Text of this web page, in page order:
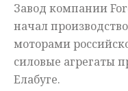
Завод компании
начал
моторами
силовые агрегаты
Елабуге.